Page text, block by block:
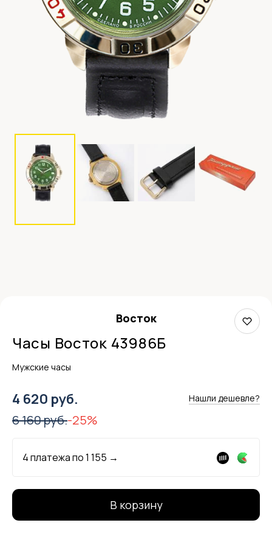
Восток
Часы Восток 43986Б
Мужские часы
4 620 руб. Нашли дешевле?
6 160 руб.-25%
4 платежа по1 155 →
В корзину